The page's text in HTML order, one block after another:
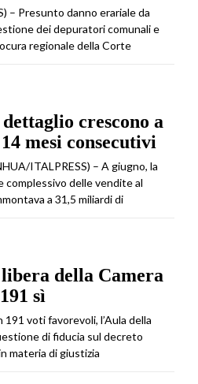
– Presunto danno erariale da
dei depuratori comunali e
regionale della Corte
crescono a
mesi consecutivi
ITALPRESS) – A giugno, la
complessivo delle vendite al
a 31,5 miliardi di
della Camera
sì
191 voti favorevoli, l’Aula della
di fiducia sul decreto
materia di giustizia